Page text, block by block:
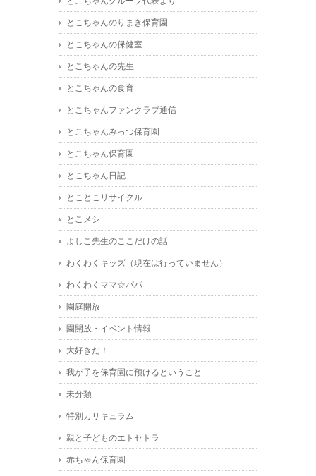
とこちゃんのりまき保育園
とこちゃんの保健室
とこちゃんの先生
とこちゃんの食育
とこちゃんファンクラブ通信
とこちゃんみっつ保育園
とこちゃん保育園
とこちゃん日記
とことこリサイクル
とこメシ
よしこ先生のここだけの話
わくわくキッズ（現在は行っていません）
わくわくママ☆パパ
園庭開放
園開放・イベント情報
大好きだ！
我が子を保育園に預けるということ
未分類
特別カリキュラム
親と子どものエトセトラ
赤ちゃん保育園